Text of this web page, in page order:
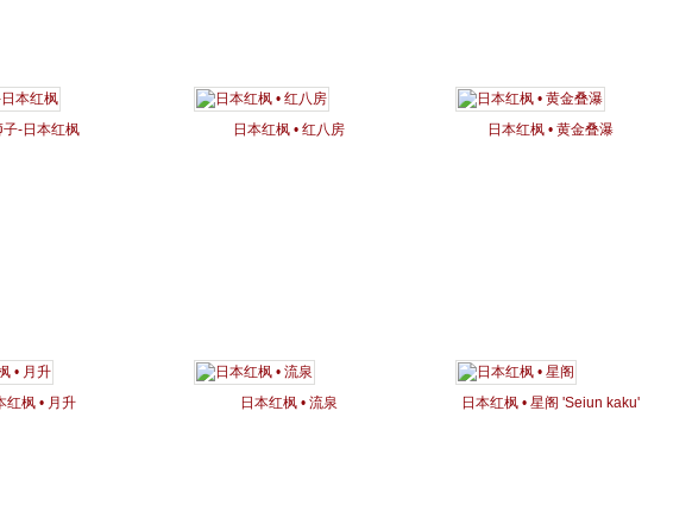
子-日本红枫 日本红枫 • 红八房 日本红枫 • 黄金叠瀑
红枫 • 月升 日本红枫 • 流泉 日本红枫 • 星阁 'Seiun kaku'